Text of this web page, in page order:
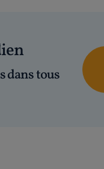
dans tous